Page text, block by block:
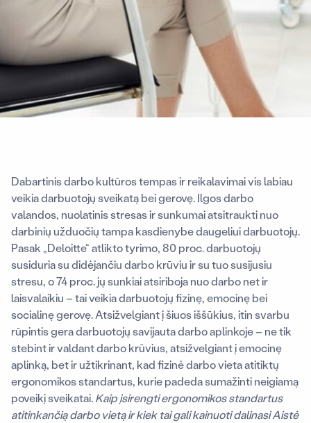
Dabartinis darbo kultūros tempas ir reikalavimai vis labiau
veikia darbuotojų sveikatą bei gerovę. Ilgos darbo
valandos, nuolatinis stresas ir sunkumai atsitraukti nuo
darbinių užduočių tampa kasdienybe daugeliui darbuotojų.
Pasak „Deloitte“ atlikto tyrimo, 80 proc. darbuotojų
susiduria su didėjančiu darbo krūviu ir su tuo susijusiu
stresu, o 74 proc. jų sunkiai atsiriboja nuo darbo net ir
laisvalaikiu – tai veikia darbuotojų fizinę, emocinę bei
socialinę gerovę. Atsižvelgiant į šiuos iššūkius, itin svarbu
rūpintis gera darbuotojų savijauta darbo aplinkoje – ne tik
stebint ir valdant darbo krūvius, atsižvelgiant į emocinę
aplinką, bet ir užtikrinant, kad fizinė darbo vieta atitiktų
ergonomikos standartus, kurie padeda sumažinti neigiamą
poveikį sveikatai. Kaip įsirengti ergonomikos standartus
atitinkančią darbo vietą ir kiek tai gali kainuoti dalinasi Aistė